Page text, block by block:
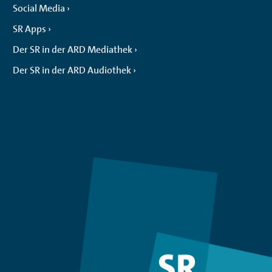
Social Media
SR Apps
Der SR in der ARD Mediathek
Der SR in der ARD Audiothek